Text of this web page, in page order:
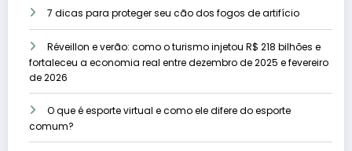
7 dicas para proteger seu cão dos fogos de artifício
Réveillon e verão: como o turismo injetou R$ 218 bilhões e
fortaleceu a economia real entre dezembro de 2025 e fevereiro
de 2026
O que é esporte virtual e como ele difere do esporte
comum?